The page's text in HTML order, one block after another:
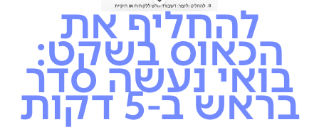
להחליף את
הכאוס בשקט:
בואי נעשה סדר
בראש ב-5 דקות